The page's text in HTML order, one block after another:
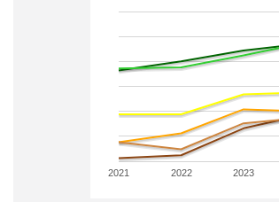
2021 2022 2023